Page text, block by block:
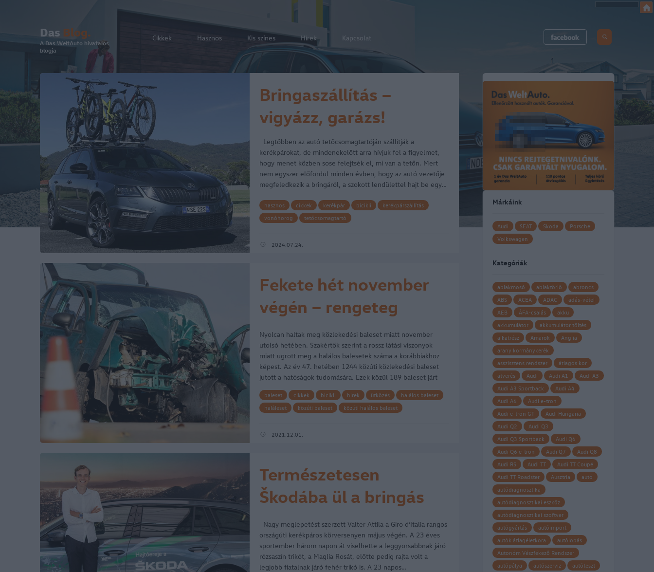
Das Blog.
A Das WeltAuto hivatalos
blogja
Cikkek Hasznos Kis színes Hírek Kapcsolat
Bringaszállítás –
vigyázz, garázs!
Legtöbben az autó tetőcsomagtartóján szállítják a
kerékpárokat, de mindenekelőtt arra hívjuk fel a figyelmet,
hogy menet közben sose felejtsék el, mi van a tetőn. Mert
nem egyszer előfordul minden évben, hogy az autó vezetője
megfeledkezik a bringáról, a szokott lendülettel hajt be egy…
hasznos cikkek kerékpár bicikli
kerékpárszállítás
vonóhorog
tetőcsomagtartó
2024.07.24.
Fekete hét november
végén – rengeteg
baleset történt
Nyolcan haltak meg közlekedési baleset miatt november
utolsó hetében. Szakértők szerint a rossz látási viszonyok
miatt ugrott meg a halálos balesetek száma a korábbiakhoz
képest. Az év 47. hetében 1244 közúti közlekedési baleset
jutott a hatóságok tudomására. Ezek közül 189 baleset járt
könnyű és…
baleset cikkek bicikli hirek ütközés
halálos baleset
haláleset
közúti baleset
közúti halálos baleset
2021.12.01.
Természetesen
Škodába ül a bringás
Valter Attila
Nagy meglepetést szerzett Valter Attila a Giro d’Italia rangos
országúti kerékpáros körversenyen május végén. A 23 éves
sportember három napon át viselhette a leggyorsabbnak járó
rózsaszín trikót, a Maglia Rosát, előtte pedig rajta volt a
legjobb fiatalnak járó fehér trikó is. A 23 napos…
Márkáink
Audi SEAT Skoda
Porsche
Volkswagen
Kategóriák
ablakmosó ablaktörlő
abroncs
ABS
ACEA ADAC
adás-vétel
AEB
ÁFA-csalás
akku
akkumulátor
akkumulátor töltés
alkatrész
Amarok
Anglia
arany kormánykerék
asszisztens rendszer
átlagos kor
átverés
Audi Audi A1
Audi A3
Audi A3 Sportback
Audi A4
Audi A6
Audi e-tron
Audi e-tron GT
Audi Hungaria
Audi Q2
Audi Q3
Audi Q3 Sportback
Audi Q6
Audi Q6 e-tron
Audi Q7
Audi Q8
Audi RS
Audi TT
Audi TT Coupé
Audi TT Roadster
Ausztria
autó
autódiagnosztika
autódiagnosztikai eszköz
autódiagnosztikai szoftver
autógyártás
autóimport
autók átlagéletkora
autólopás
Autonóm Vészfékező Rendszer
autópálya
autószerviz
autóteszt